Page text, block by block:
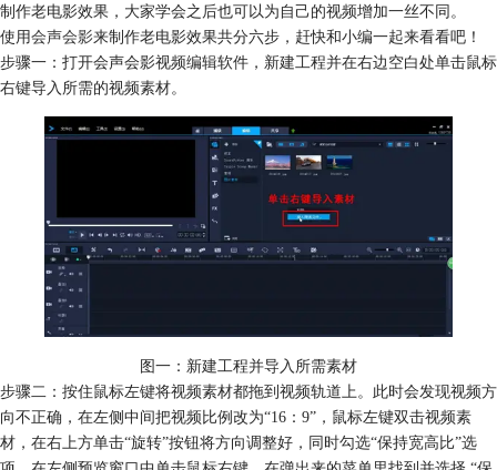
制作老电影效果，大家学会之后也可以为自己的视频增加一丝不同。
使用会声会影来制作老电影效果共分六步，赶快和小编一起来看看吧！
步骤一：打开会声会影视频编辑软件，新建工程并在右边空白处单击鼠标
右键导入所需的视频素材。
图一：新建工程并导入所需素材
步骤二：按住鼠标左键将视频素材都拖到视频轨道上。此时会发现视频方
向不正确，在左侧中间把视频比例改为“16：9”，鼠标左键双击视频素
材，在右上方单击“旋转”按钮将方向调整好，同时勾选“保持宽高比”选